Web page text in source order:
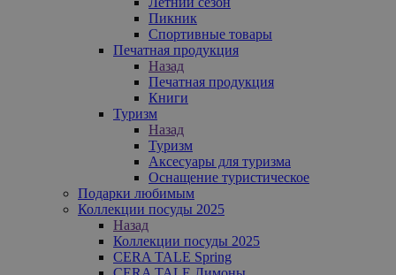
Пикник
Спортивные товары
Печатная продукция
Назад
Печатная продукция
Книги
Туризм
Назад
Туризм
Аксесуары для туризма
Оснащение туристическое
Подарки любимым
Коллекции посуды 2025
Назад
Коллекции посуды 2025
CERA TALE Spring